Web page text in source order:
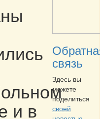
и в
связь
Здесь вы
можете
поделиться
своей